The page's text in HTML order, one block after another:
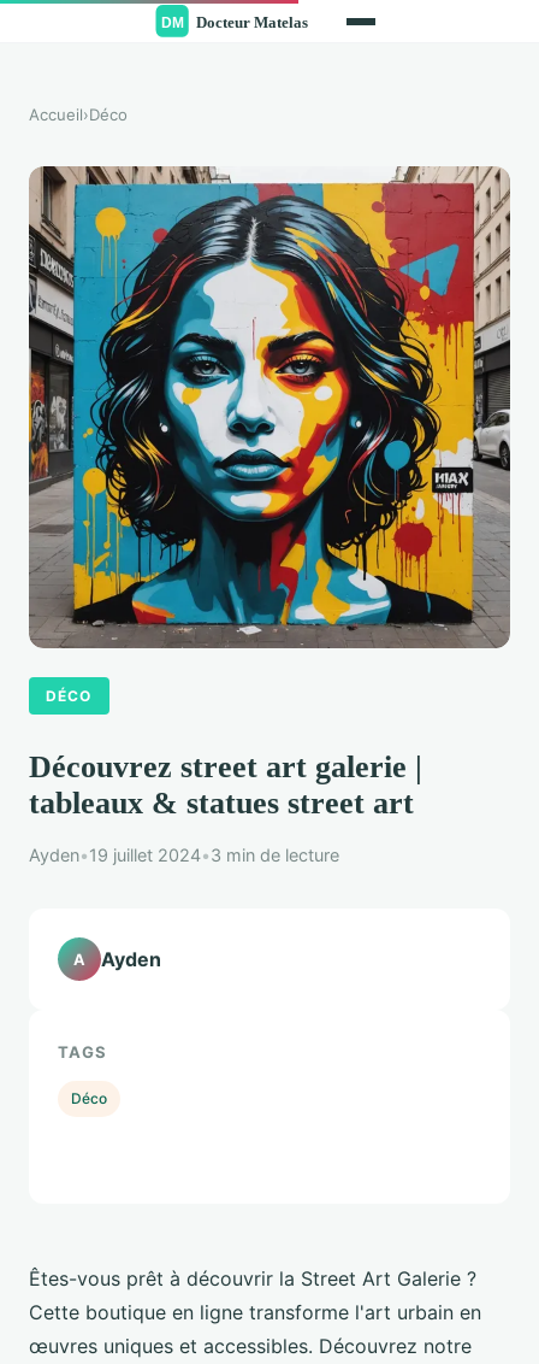
Accueil›Déco
DÉCO
Découvrez street art galerie |
tableaux & statues street art
Ayden•19 juillet 2024•3 min de lecture
Êtes-vous prêt à découvrir la Street Art Galerie ?
Cette boutique en ligne transforme l'art urbain en
œuvres uniques et accessibles. Découvrez notre
A Ayden
TAGS
Déco